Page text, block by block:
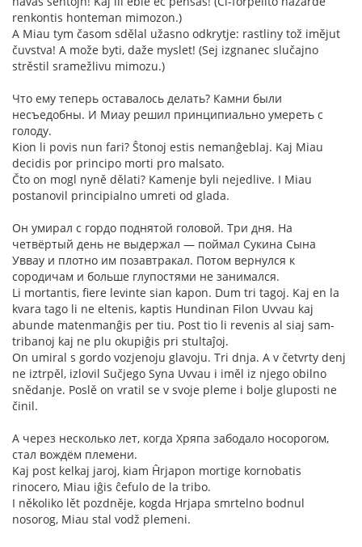
renkontis honteman mimozon.)
A Miau tym časom sdělal užasno odkrytje: rastliny tož imějut
čuvstva! A može byti, daže myslet! (Sej izgnanec slučajno
strěstil sramežlivu mimozu.)
Что ему теперь оставалось делать? Камни были
несъедобны. И Миау решил принципиально умереть с
голоду.
Kion li povis nun fari? Ŝtonoj estis nemanĝeblaj. Kaj Miau
decidis por principo morti pro malsato.
Čto on mogl nyně dělati? Kamenje byli nejedlive. I Miau
postanovil principialno umreti od glada.
Он умирал с гордо поднятой головой. Три дня. На
четвёртый день не выдержал — поймал Сукина Сына
Уввау и плотно им позавтракал. Потом вернулся к
сородичам и больше глупостями не занимался.
Li mortantis, fiere levinte sian kapon. Dum tri tagoj. Kaj en la
kvara tago li ne eltenis, kaptis Hundinan Filon Uvvau kaj
abunde matenmanĝis per tiu. Post tio li revenis al siaj sam-
tribanoj kaj ne plu okupiĝis pri stultaĵoj.
On umiral s gordo vozjenoju glavoju. Tri dnja. A v četvrty denj
ne iztrpěl, izlovil Sučjego Syna Uvvau i iměl iz njego obilno
snědanje. Poslě on vratil se v svoje pleme i bolje gluposti ne
činil.
А через несколько лет, когда Хряпа забодало носорогом,
стал вождём племени.
Kaj post kelkaj jaroj, kiam Ĥrjapon mortige kornobatis
rinocero, Miau iĝis ĉefulo de la tribo.
I několiko lět pozdněje, kogda Hrjapa smrtelno bodnul
nosorog, Miau stal vodž plemeni.